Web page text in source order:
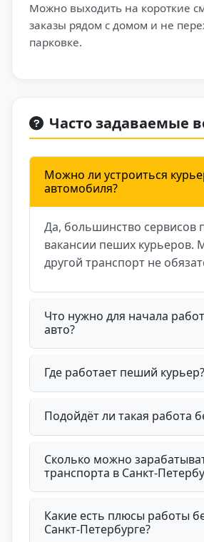
Можно выходить на короткие
заказы рядом с домом и не
парковке.
Часто задаваемые
Можно ли устроиться
автомобиля?
Да, большинство сервисов
вакансии пеших курьеров.
другой транспорт не
Что нужно для начала
авто?
Где работает пеший курьер?
Подойдёт ли такая работа
Сколько можно
транспорта в Санкт-
Какие есть плюсы работы
Санкт-Петербурге?